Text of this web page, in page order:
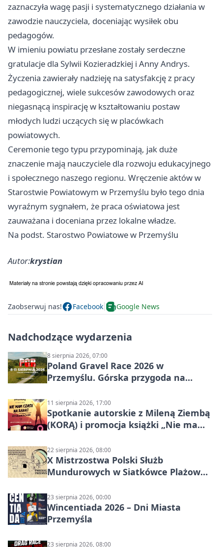
zaznaczyła wagę pasji i systematycznego działania w
zawodzie nauczyciela, doceniając wysiłek obu
pedagogów.
W imieniu powiatu przesłane zostały serdeczne
gratulacje dla Sylwii Kozieradzkiej i Anny Andrys.
Życzenia zawierały nadzieję na satysfakcję z pracy
pedagogicznej, wiele sukcesów zawodowych oraz
niegasnącą inspirację w kształtowaniu postaw
młodych ludzi uczących się w placówkach
powiatowych.
Ceremonie tego typu przypominają, jak duże
znaczenie mają nauczyciele dla rozwoju edukacyjnego
i społecznego naszego regionu. Wręczenie aktów w
Starostwie Powiatowym w Przemyślu było tego dnia
wyraźnym sygnałem, że praca oświatowa jest
zauważana i doceniana przez lokalne władze.
Na podst. Starostwo Powiatowe w Przemyślu
Autor:krystian
Zaobserwuj nas! Facebook Google News
Nadchodzące wydarzenia
8 sierpnia 2026, 07:00
Poland Gravel Race 2026 w
Przemyślu. Górska przygoda na
11 sierpnia 2026, 17:00
Spotkanie autorskie z Mileną Ziembą
(KORĄ) i promocja książki „Nie mam
22 sierpnia 2026, 08:00
X Mistrzostwa Polski Służb
Mundurowych w Siatkówce Plażowej
23 sierpnia 2026, 00:00
Wincentiada 2026 – Dni Miasta
Przemyśla
23 sierpnia 2026, 08:00